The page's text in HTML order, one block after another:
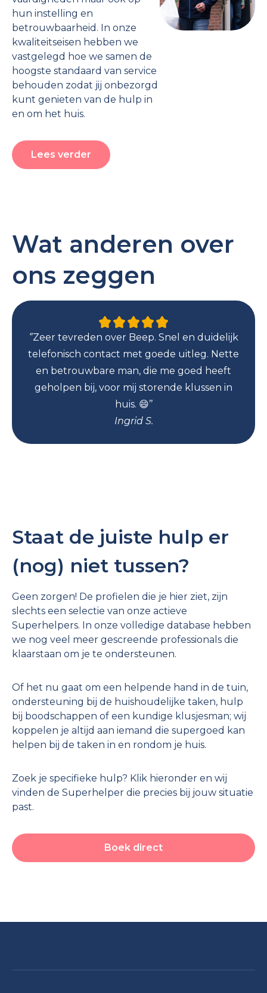
hun instelling en
betrouwbaarheid. In onze
kwaliteitseisen hebben we
vastgelegd hoe we samen de
hoogste standaard van service
behouden zodat jij onbezorgd
kunt genieten van de hulp in
en om het huis.
Lees verder
Wat anderen over
ons zeggen
‘’Zeer tevreden over Beep. Snel en duidelijk
telefonisch contact met goede uitleg. Nette
en betrouwbare man, die me goed heeft
geholpen bij, voor mij storende klussen in
huis. 😄’’
Ingrid S.
Staat de juiste hulp er
(nog) niet tussen?
Geen zorgen! De profielen die je hier ziet, zijn
slechts een selectie van onze actieve
Superhelpers. In onze volledige database hebben
we nog veel meer gescreende professionals die
klaarstaan om je te ondersteunen.
Of het nu gaat om een helpende hand in de tuin,
ondersteuning bij de huishoudelijke taken, hulp
bij boodschappen of een kundige klusjesman; wij
koppelen je altijd aan iemand die supergoed kan
helpen bij de taken in en rondom je huis.
Zoek je specifieke hulp? Klik hieronder en wij
vinden de Superhelper die precies bij jouw situatie
past.
Boek direct